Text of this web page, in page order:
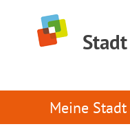
Meine Stadt